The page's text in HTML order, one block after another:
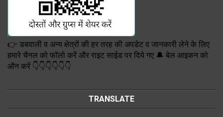
👉 डबवाली व अन्य क्षेत्रों की हर तरह की अपडेट व जानकारी लेने के लिए
हमारे चैनल को फॉलो करें और राइट साईड पर दिये गए 🔔 बेल आइकन को
ऑन करें 👇👇👇👇👇👇
TRANSLATE